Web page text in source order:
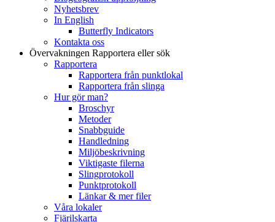
Nyhetsbrev
In English
Butterfly Indicators
Kontakta oss
Övervakningen Rapportera eller sök
Rapportera
Rapportera från punktlokal
Rapportera från slinga
Hur gör man?
Broschyr
Metoder
Snabbguide
Handledning
Miljöbeskrivning
Viktigaste filerna
Slingprotokoll
Punktprotokoll
Länkar & mer filer
Våra lokaler
Fjärilskarta